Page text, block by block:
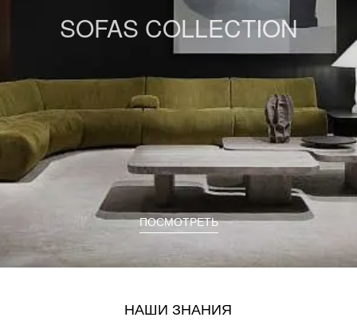
SOFAS COLLECTION
ПОСМОТРЕТЬ
НАШИ ЗНАНИЯ